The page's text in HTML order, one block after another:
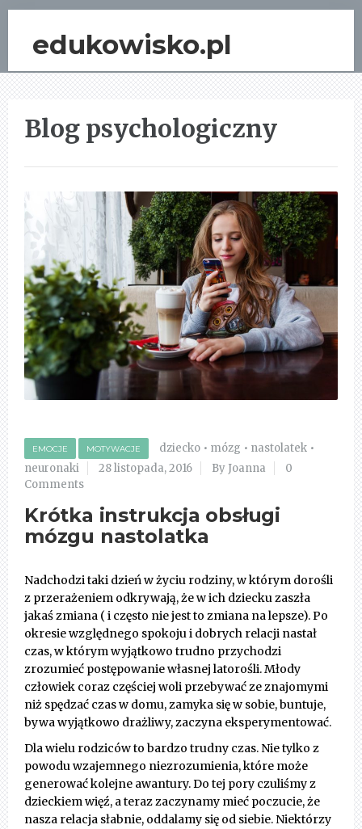
edukowisko.pl
Blog psychologiczny
EMOCJE MOTYWACJE dziecko • mózg • nastolatek •
neuronaki
28 listopada, 2016 By Joanna
0
Comments
Krótka instrukcja obsługi
mózgu nastolatka
Nadchodzi taki dzień w życiu rodziny, w którym dorośli
z przerażeniem odkrywają, że w ich dziecku zaszła
jakaś zmiana ( i często nie jest to zmiana na lepsze). Po
okresie względnego spokoju i dobrych relacji nastał
czas, w którym wyjątkowo trudno przychodzi
zrozumieć postępowanie własnej latorośli. Młody
człowiek coraz częściej woli przebywać ze znajomymi
niż spędzać czas w domu, zamyka się w sobie, buntuje,
bywa wyjątkowo drażliwy, zaczyna eksperymentować.
Dla wielu rodziców to bardzo trudny czas. Nie tylko z
powodu wzajemnego niezrozumienia, które może
generować kolejne awantury. Do tej pory czuliśmy z
dzieckiem więź, a teraz zaczynamy mieć poczucie, że
nasza relacja słabnie, oddalamy się od siebie. Niektórzy